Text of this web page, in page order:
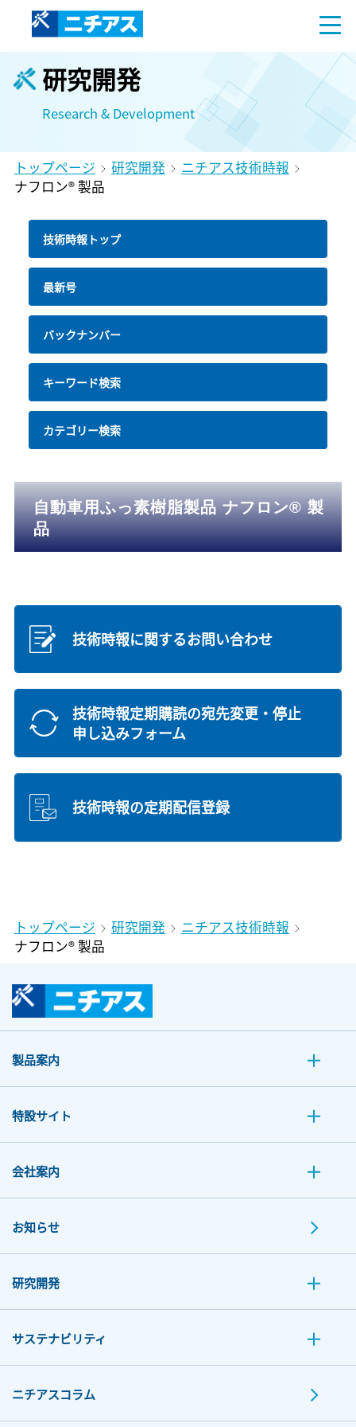
研究開発
Research & Development
トップページ 研究開発
ニチアス技術時報
ナフロン® 製品
技術時報トップ
最新号
バックナンバー
キーワード検索
カテゴリー検索
自動車用ふっ素樹脂製品 ナフロン® 製
品
技術時報に関するお問い合わせ
技術時報定期購読の宛先変更・停止
申し込みフォーム
技術時報の定期配信登録
トップページ 研究開発
ニチアス技術時報
ナフロン® 製品
製品案内
特設サイト
会社案内
お知らせ
研究開発
サステナビリティ
ニチアスコラム